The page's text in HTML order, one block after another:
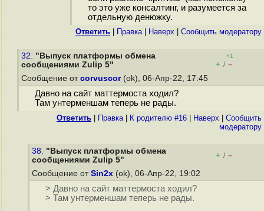
то это уже консалтинг, и разумеется за
отдельную денюжку.
Ответить Правка| Наверх Cообщить модератору
32. "Выпуск платформы обмена
сообщениями Zulip 5"
+1
+ / –
Сообщение от corvuscor(ok), 06-Апр-22, 17:45
Давно на сайт маттермоста ходил?
Там унтерменшам теперь не рады.
Ответить Правка| К родителю #16 Наверх
Cообщить
модератору
38. "Выпуск платформы обмена
сообщениями Zulip 5"
+ / –
Сообщение от Sin2x (ok), 06-Апр-22, 19:02
> Давно на сайт маттермоста ходил?
> Там унтерменшам теперь не рады.